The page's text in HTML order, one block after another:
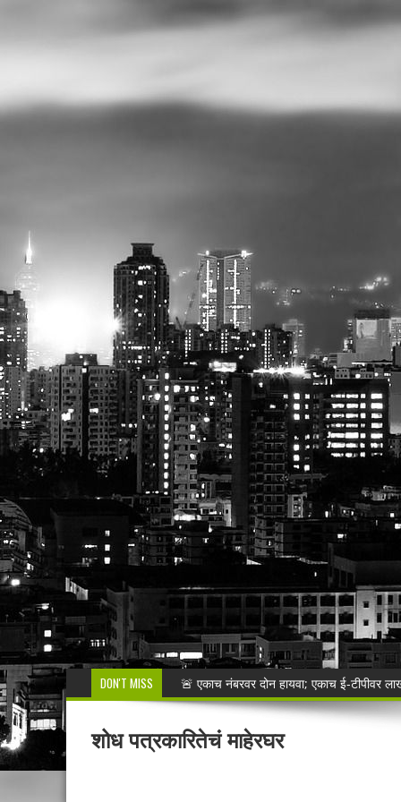
DON'T MISS
शेगाव पोलीस यांचा गर्भपात प्रकरणातील बोगस डॉ.
मनसेच्या तालुका अध्यक्षा कल्पना पोतर्लावार यांनी
वरोरा येथे कारगिल विजयदीन साजरा Kargil
🚨 धडाकेबाज कारवाई! LCBच्या थरारक
वाढदिवसाचा आनंद हिरवाईला अर्पण; रुपेश
शोध पत्रकारितेचं माहेरघर